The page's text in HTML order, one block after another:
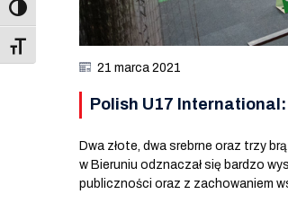
Toggle Font size
21 marca 2021
Polish U17
Dwa złote, dwa srebrne oraz trzy
w Bieruniu odznaczał się bardzo
publiczności oraz z zachowaniem